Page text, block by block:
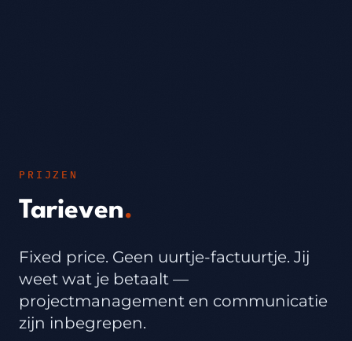
PRIJZEN
Tarieven.
Fixed price. Geen uurtje-factuurtje. Jij
weet wat je betaalt —
projectmanagement en communicatie
zijn inbegrepen.